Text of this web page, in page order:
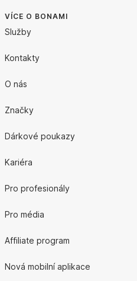
VÍCE O BONAMI
Služby
Kontakty
O nás
Značky
Dárkové poukazy
Kariéra
Pro profesionály
Pro média
Affiliate program
Nová mobilní aplikace